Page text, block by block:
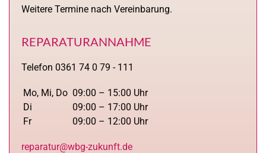
Weitere Termine nach Vereinbarung.
REPARATURANNAHME
Telefon 0361 74 0 79 - 111
Mo, Mi, Do 09:00 – 15:00 Uhr
Di
09:00 – 17:00 Uhr
Fr
09:00 – 12:00 Uhr
reparatur@wbg-zukunft.de